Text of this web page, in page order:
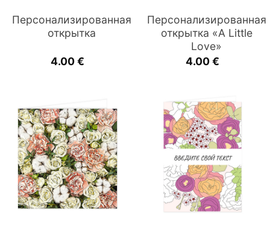
Персонализированная
открытка
4.00€
Персонализированная
открытка «A Little
Love»
4.00€